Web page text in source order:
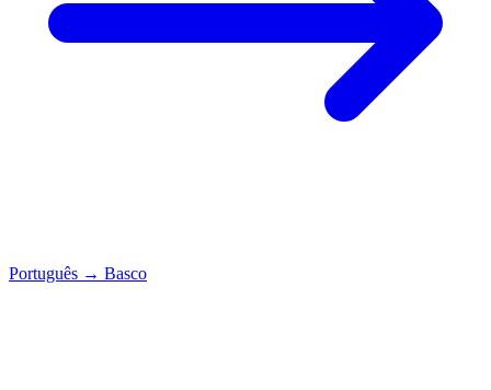
Português → Basco